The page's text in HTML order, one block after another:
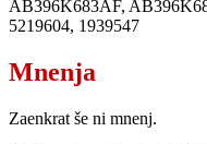
AB396K683AF,
5219604, 1939547
Mnenja
Zaenkrat še ni mnenj.